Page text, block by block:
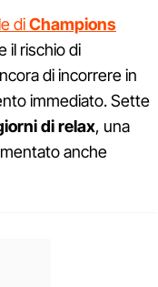
diChampions
il rischio di
di incorrere in
immediato. Sette
di relax, una
anche